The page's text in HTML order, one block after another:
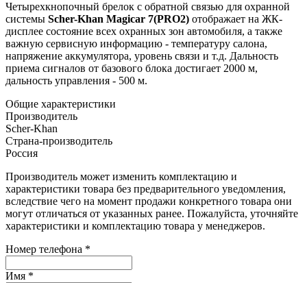
Четырехкнопочный брелок с обратной связью для охранной
системы Scher-Khan Magicar 7(PRO2) отображает на ЖК-
дисплее состояние всех охранных зон автомобиля, а также
важную сервисную информацию - температуру салона,
напряжение аккумулятора, уровень связи и т.д. Дальность
приема сигналов от базового блока достигает 2000 м,
дальность управления - 500 м.
Общие характеристики
Производитель
Scher-Khan
Страна-производитель
Россия
Производитель может изменить комплектацию и
характеристики товара без предварительного уведомления,
вследствие чего на момент продажи конкретного товара они
могут отличаться от указанных ранее. Пожалуйста, уточняйте
характеристики и комплектацию товара у менеджеров.
Номер телефона *
Имя *